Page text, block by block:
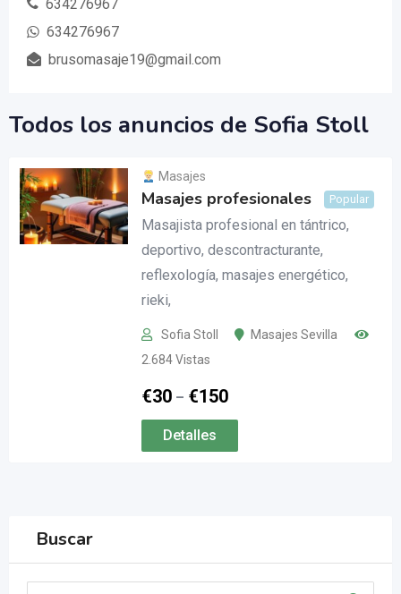
634276967
634276967
brusomasaje19@gmail.com
Todos los anuncios de Sofia Stoll
Masajes
Masajes profesionales Popular
Masajista profesional en tántrico,
deportivo, descontracturante,
reflexología, masajes energético,
rieki,
Sofia Stoll
Masajes Sevilla
2.684 Vistas
€30 – €150
Detalles
Buscar